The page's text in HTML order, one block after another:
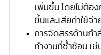
เพิ่มขึ้น โดยไม่ต้อ
ขึ้นและเสียค่าใช้จ่
การจัดสรรด้านก
ทำงานที่ซ้ำซ้อน เ